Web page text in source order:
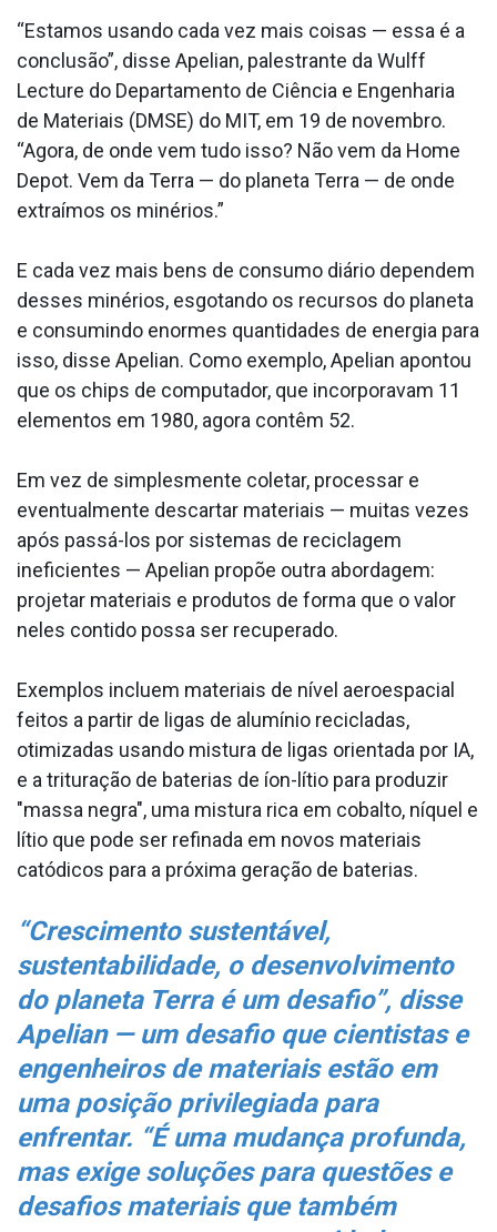
“Estamos usando cada vez mais coisas — essa é a
conclusão”, disse Apelian, palestrante da Wulff
Lecture do Departamento de Ciência e Engenharia
de Materiais (DMSE) do MIT, em 19 de novembro.
“Agora, de onde vem tudo isso? Não vem da Home
Depot. Vem da Terra — do planeta Terra — de onde
extraímos os minérios.”
E cada vez mais bens de consumo diário dependem
desses minérios, esgotando os recursos do planeta
e consumindo enormes quantidades de energia para
isso, disse Apelian. Como exemplo, Apelian apontou
que os chips de computador, que incorporavam 11
elementos em 1980, agora contêm 52.
Em vez de simplesmente coletar, processar e
eventualmente descartar materiais — muitas vezes
após passá-los por sistemas de reciclagem
ineficientes — Apelian propõe outra abordagem:
projetar materiais e produtos de forma que o valor
neles contido possa ser recuperado.
Exemplos incluem materiais de nível aeroespacial
feitos a partir de ligas de alumínio recicladas,
otimizadas usando mistura de ligas orientada por IA,
e a trituração de baterias de íon-lítio para produzir
"massa negra", uma mistura rica em cobalto, níquel e
lítio que pode ser refinada em novos materiais
catódicos para a próxima geração de baterias.
“Crescimento sustentável,
sustentabilidade, o desenvolvimento
do planeta Terra é um desafio”, disse
Apelian — um desafio que cientistas e
engenheiros de materiais estão em
uma posição privilegiada para
enfrentar. “É uma mudança profunda,
mas exige soluções para questões e
desafios materiais que também